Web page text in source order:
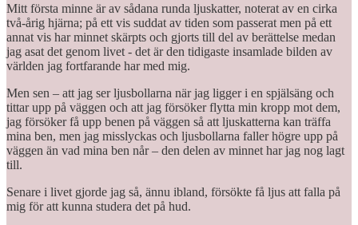
Mitt första minne är av sådana runda ljuskatter, noterat av en cirka
två-årig hjärna; på ett vis suddat av tiden som passerat men på ett
annat vis har minnet skärpts och gjorts till del av berättelse medan
jag asat det genom livet - det är den tidigaste insamlade bilden av
världen jag fortfarande har med mig.
Men sen – att jag ser ljusbollarna när jag ligger i en spjälsäng och
tittar upp på väggen och att jag försöker flytta min kropp mot dem,
jag försöker få upp benen på väggen så att ljuskatterna kan träffa
mina ben, men jag misslyckas och ljusbollarna faller högre upp på
väggen än vad mina ben når – den delen av minnet har jag nog lagt
till.
Senare i livet gjorde jag så, ännu ibland, försökte få ljus att falla på
mig för att kunna studera det på hud.